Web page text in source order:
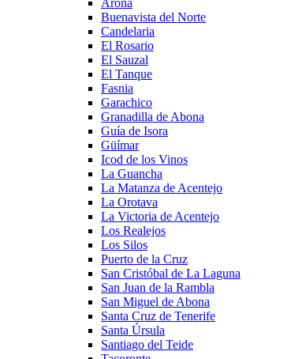
Buenavista del Norte
Candelaria
El Rosario
El Sauzal
El Tanque
Fasnia
Garachico
Granadilla de Abona
Guía de Isora
Güímar
Icod de los Vinos
La Guancha
La Matanza de Acentejo
La Orotava
La Victoria de Acentejo
Los Realejos
Los Silos
Puerto de la Cruz
San Cristóbal de La Laguna
San Juan de la Rambla
San Miguel de Abona
Santa Cruz de Tenerife
Santa Úrsula
Santiago del Teide